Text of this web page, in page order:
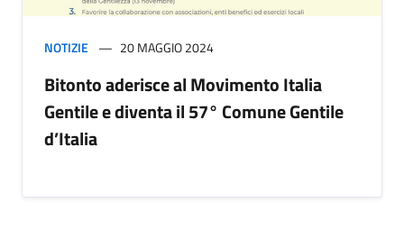
NOTIZIE 20 MAGGIO 2024
Bitonto aderisce al Movimento Italia
Gentile e diventa il 57° Comune Gentile
d’Italia